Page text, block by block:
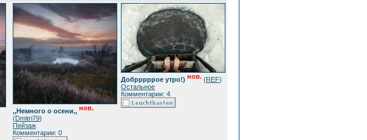
,,Немного о осени,, нов.
(Dmitri79)
Пейзаж
Комментарии: 0
Добрррррое утро!) нов. (REF)
Остальное
Комментарии: 4